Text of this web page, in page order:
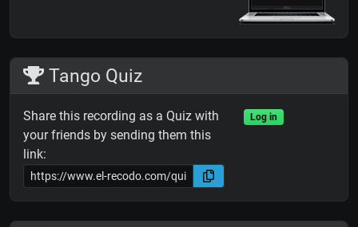
Tango Quiz
Share this recording as a Quiz with
your friends by sending them this
link:
Log in